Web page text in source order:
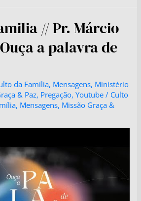
// Pr. Márcio
a palavra de
da Família, Mensagens, Ministério
& Paz, Pregação,Youtube / Culto
, Mensagens, Missão Graça &